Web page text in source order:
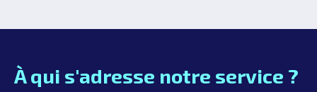
À qui s'adresse notre service ?